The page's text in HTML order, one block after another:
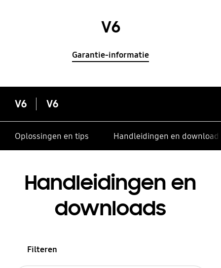
V6
Garantie-informatie
V6 V6
Oplossingen en tips Handleidingen en
Handleidingen en
downloads
Filteren